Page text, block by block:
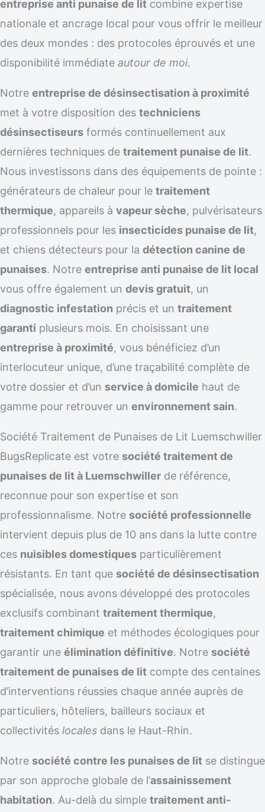
entreprise anti punaise de lit combine expertise
nationale et ancrage local pour vous offrir le meilleur
des deux mondes : des protocoles éprouvés et une
disponibilité immédiate autour de moi.
Notre entreprise de désinsectisation à proximité
met à votre disposition des techniciens
désinsectiseurs formés continuellement aux
dernières techniques de traitement punaise de lit.
Nous investissons dans des équipements de pointe :
générateurs de chaleur pour le traitement
thermique, appareils à vapeur sèche, pulvérisateurs
professionnels pour les insecticides punaise de lit,
et chiens détecteurs pour la détection canine de
punaises. Notre entreprise anti punaise de lit local
vous offre également un devis gratuit, un
diagnostic infestation précis et un traitement
garanti plusieurs mois. En choisissant une
entreprise à proximité, vous bénéficiez d’un
interlocuteur unique, d’une traçabilité complète de
votre dossier et d’un service à domicile haut de
gamme pour retrouver un environnement sain.
Société Traitement de Punaises de Lit Luemschwiller
BugsReplicate est votre société traitement de
punaises de lit à Luemschwiller de référence,
reconnue pour son expertise et son
professionnalisme. Notre société professionnelle
intervient depuis plus de 10 ans dans la lutte contre
ces nuisibles domestiques particulièrement
résistants. En tant que société de désinsectisation
spécialisée, nous avons développé des protocoles
exclusifs combinant traitement thermique,
traitement chimique et méthodes écologiques pour
garantir une élimination définitive. Notre société
traitement de punaises de lit compte des centaines
d’interventions réussies chaque année auprès de
particuliers, hôteliers, bailleurs sociaux et
collectivités locales dans le Haut-Rhin.
Notre société contre les punaises de lit se distingue
par son approche globale de l’assainissement
habitation. Au-delà du simple traitement anti-